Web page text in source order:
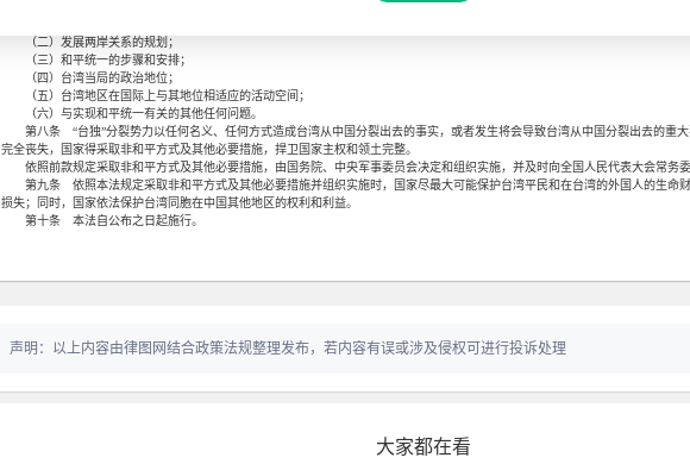
（二）发展两岸关系的规划；
（三）和平统一的步骤和安排；
（四）台湾当局的政治地位；
（五）台湾地区在国际上与其地位相适应的活动空间；
（六）与实现和平统一有关的其他任何问题。
第八条 “台独”分裂势力以任何名义、任何方式造成台湾从中国分裂出去的事实，或者发生将会导致台湾从中国分裂出去的重
完全丧失，国家得采取非和平方式及其他必要措施，捍卫国家主权和领土完整。
依照前款规定采取非和平方式及其他必要措施，由国务院、中央军事委员会决定和组织实施，并及时向全国人民代表大会常务
第九条 依照本法规定采取非和平方式及其他必要措施并组织实施时，国家尽最大可能保护台湾平民和在台湾的外国人的生命
损失；同时，国家依法保护台湾同胞在中国其他地区的权利和利益。
第十条 本法自公布之日起施行。
声明：以上内容由律图网结合政策法规整理发布，若内容有误或涉及侵权可进行投诉处理
大家都在看